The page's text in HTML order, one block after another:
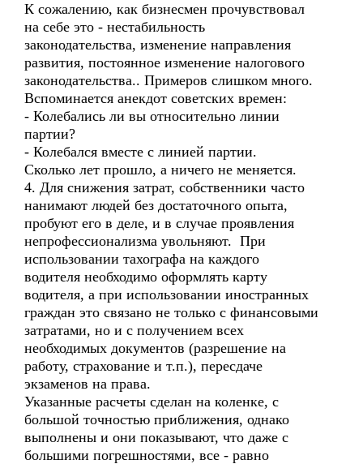
К сожалению, как бизнесмен прочувствовал
на себе это - нестабильность
законодательства, изменение направления
развития, постоянное изменение налогового
законодательства.. Примеров слишком много.
Вспоминается анекдот советских времен:
- Колебались ли вы относительно линии
партии?
- Колебался вместе с линией партии.
Сколько лет прошло, а ничего не меняется.
4. Для снижения затрат, собственники часто
нанимают людей без достаточного опыта,
пробуют его в деле, и в случае проявления
непрофессионализма увольняют. При
использовании тахографа на каждого
водителя необходимо оформлять карту
водителя, а при использовании иностранных
граждан это связано не только с финансовыми
затратами, но и с получением всех
необходимых документов (разрешение на
работу, страхование и т.п.), пересдаче
экзаменов на права.
Указанные расчеты сделан на коленке, с
большой точностью приближения, однако
выполнены и они показывают, что даже с
большими погрешностями, все - равно